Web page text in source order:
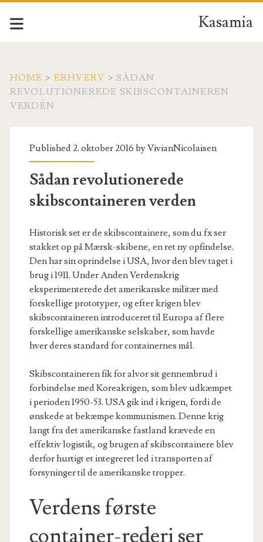
Kasamia
HOME > ERHVERV >SÅDAN
REVOLUTIONEREDE SKIBSCONTAINEREN
VERDEN
Published 2. oktober 2016 byVivianNicolaisen
Sådan revolutionerede
skibscontaineren verden
Historisk set er de skibscontainere, som du fx ser
stakket op på Mærsk-skibene, en ret ny opfindelse.
Den har sin oprindelse i USA, hvor den blev taget i
brug i 1911. Under Anden Verdenskrig
eksperimenterede det amerikanske militær med
forskellige prototyper, og efter krigen blev
skibscontaineren introduceret til Europa af flere
forskellige amerikanske selskaber, som havde
hver deres standard for containernes mål.
Skibscontaineren fik foralvor sit gennembrud i
forbindelse med Koreakrigen, som blev udkæmpet
i perioden 1950-53. USA gik ind i krigen, fordi de
ønskede at bekæmpe kommunismen. Denne krig
langt fra det amerikanske fastland krævede en
effektiv logistik, og brugen af skibscontainere blev
derfor hurtigt et integreret led i transporten af
forsyninger til de amerikanske tropper.
Verdens første
container-rederi ser